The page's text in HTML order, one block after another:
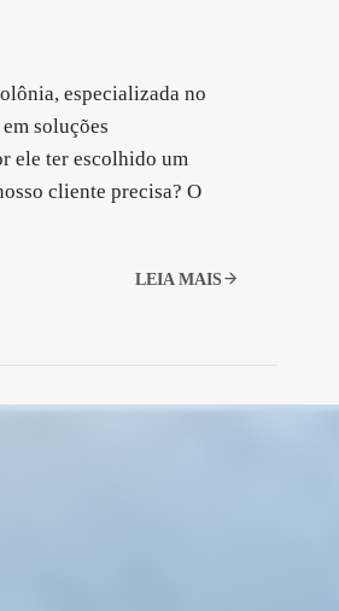
especializada no
soluções
ele ter escolhido um
cliente precisa? O
LEIA MAIS